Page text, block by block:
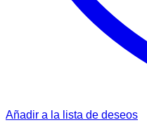
Añadir a la lista de deseos